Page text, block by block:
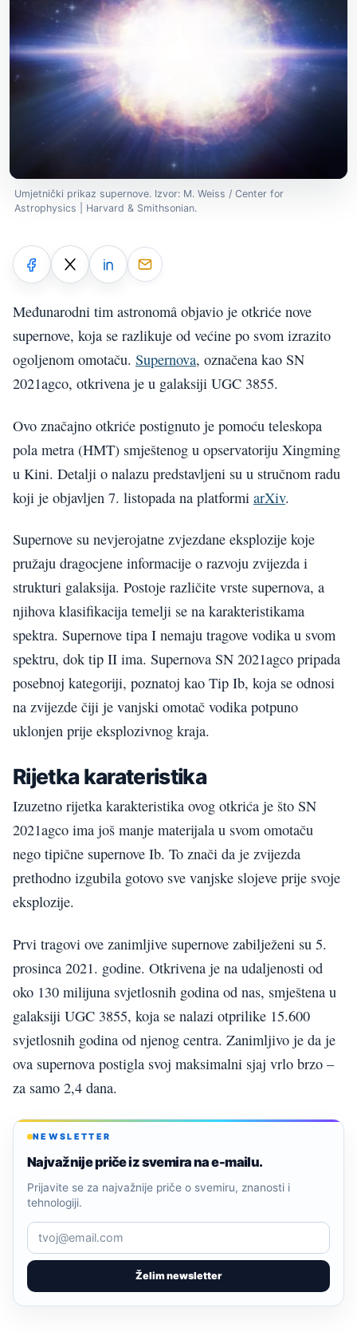
Umjetnički prikaz supernove. Izvor: M. Weiss / Center for
Astrophysics | Harvard & Smithsonian.
Međunarodni tim astronomâ objavio je otkriće nove
supernove, koja se razlikuje od većine po svom izrazito
ogoljenom omotaču. Supernova, označena kao SN
2021agco, otkrivena je u galaksiji UGC 3855.
Ovo značajno otkriće postignuto je pomoću teleskopa
pola metra (HMT) smještenog u opservatoriju Xingming
u Kini. Detalji o nalazu predstavljeni su u stručnom radu
koji je objavljen 7. listopada na platformi arXiv.
Supernove su nevjerojatne zvjezdane eksplozije koje
pružaju dragocjene informacije o razvoju zvijezda i
strukturi galaksija. Postoje različite vrste supernova, a
njihova klasifikacija temelji se na karakteristikama
spektra. Supernove tipa I nemaju tragove vodika u svom
spektru, dok tip II ima. Supernova SN 2021agco pripada
posebnoj kategoriji, poznatoj kao Tip Ib, koja se odnosi
na zvijezde čiji je vanjski omotač vodika potpuno
uklonjen prije eksplozivnog kraja.
Rijetka karateristika
Izuzetno rijetka karakteristika ovog otkrića je što SN
2021agco ima još manje materijala u svom omotaču
nego tipične supernove Ib. To znači da je zvijezda
prethodno izgubila gotovo sve vanjske slojeve prije svoje
eksplozije.
Prvi tragovi ove zanimljive supernove zabilježeni su 5.
prosinca 2021. godine. Otkrivena je na udaljenosti od
oko 130 milijuna svjetlosnih godina od nas, smještena u
galaksiji UGC 3855, koja se nalazi otprilike 15.600
svjetlosnih godina od njenog centra. Zanimljivo je da je
ova supernova postigla svoj maksimalni sjaj vrlo brzo –
za samo 2,4 dana.
NEWSLETTER
Najvažnije priče iz svemira na e-mailu.
Želim newsletter
Prijavite se za najvažnije priče o svemiru, znanosti i
tehnologiji.